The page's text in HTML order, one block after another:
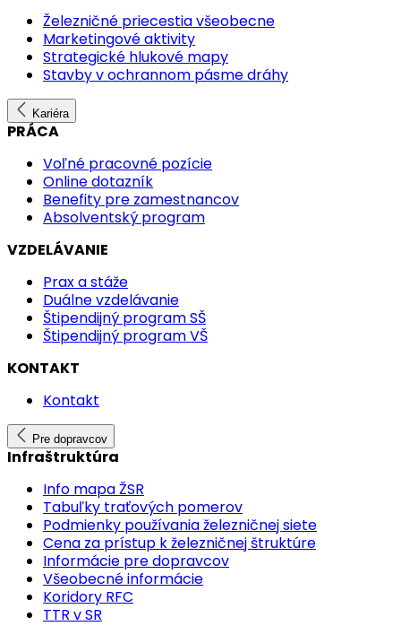
Železničné priecestia všeobecne
Marketingové aktivity
Strategické hlukové mapy
Stavby v ochrannom pásme dráhy
Kariéra
PRÁCA
Voľné pracovné pozície
Online dotazník
Benefity pre zamestnancov
Absolventský program
VZDELÁVANIE
Prax a stáže
Duálne vzdelávanie
Štipendijný program SŠ
Štipendijný program VŠ
KONTAKT
Kontakt
Pre dopravcov
Infraštruktúra
Info mapa ŽSR
Tabuľky traťových pomerov
Podmienky používania železničnej siete
Cena za prístup k železničnej štruktúre
Informácie pre dopravcov
Všeobecné informácie
Koridory RFC
TTR v SR